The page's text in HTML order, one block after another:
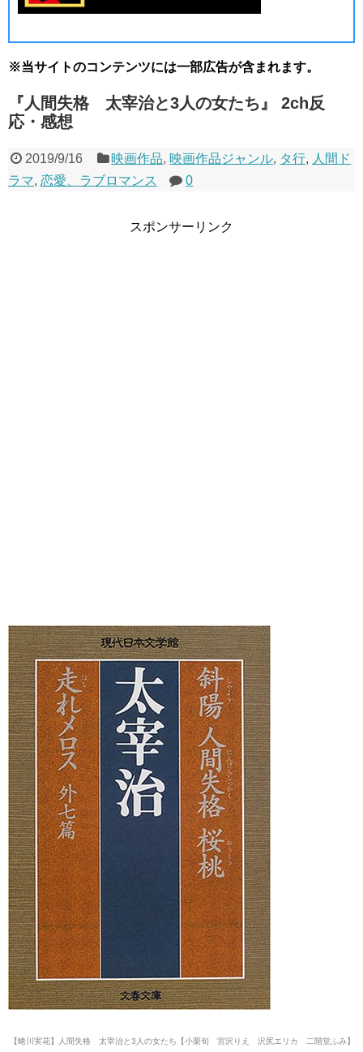
※当サイトのコンテンツには一部広告が含まれます。
『人間失格 太宰治と3人の女たち』 2ch反
応・感想
2019/9/16 映画作品, 映画作品ジャンル, タ行, 人間ド
ラマ, 恋愛、ラブロマンス 0
スポンサーリンク
【蜷川実花】人間失格 太宰治と3人の女たち【小栗旬 宮沢りえ 沢尻エリカ 二階堂ふみ】